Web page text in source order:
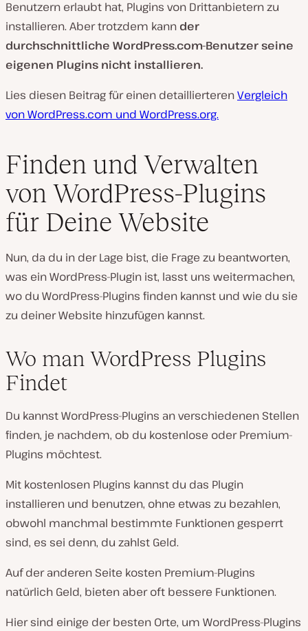
Benutzern erlaubt hat, Plugins von Drittanbietern zu
installieren. Aber trotzdem kann der
durchschnittliche WordPress.com-Benutzer seine
eigenen Plugins nicht installieren.
Lies diesen Beitrag für einen detaillierterenVergleich
von WordPress.com und WordPress.org.
Finden und Verwalten
von WordPress-Plugins
für Deine Website
Nun, da du in der Lage bist, die Frage zu beantworten,
was ein WordPress-Plugin ist, lasst uns weitermachen,
wo du WordPress-Plugins finden kannst und wie du sie
zu deiner Website hinzufügen kannst.
Wo man WordPress Plugins
Findet
Du kannst WordPress-Plugins an verschiedenen Stellen
finden, je nachdem, ob du kostenlose oder Premium-
Plugins möchtest.
Mit kostenlosen Plugins kannst du das Plugin
installieren und benutzen, ohne etwas zu bezahlen,
obwohl manchmal bestimmte Funktionen gesperrt
sind, es sei denn, du zahlst Geld.
Auf der anderen Seite kosten Premium-Plugins
natürlich Geld, bieten aber oft bessere Funktionen.
Hier sind einige der besten Orte, um WordPress-Plugins